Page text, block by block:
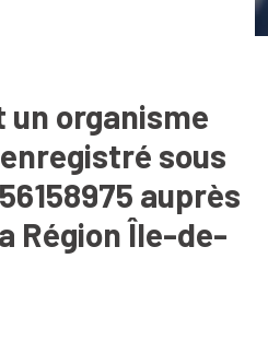
un organisme
sous
auprès
Région Île-de-